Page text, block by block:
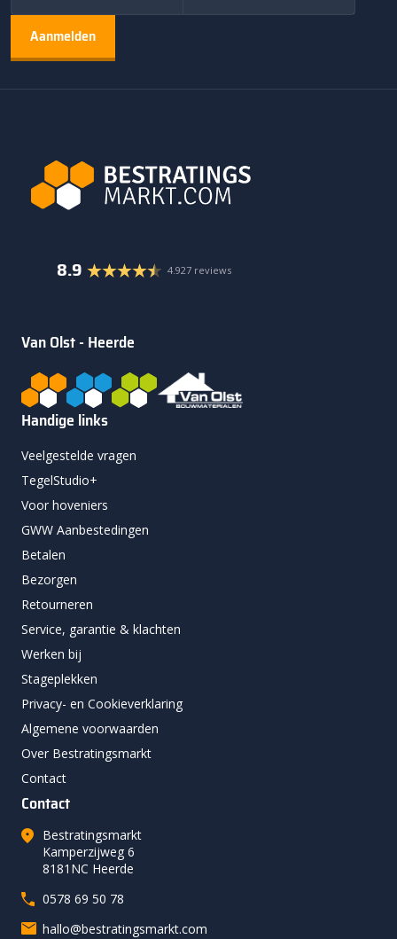
8.9 4.927 reviews
Van Olst - Heerde
Handige links
Veelgestelde vragen
TegelStudio+
Voor hoveniers
GWW Aanbestedingen
Betalen
Bezorgen
Retourneren
Service, garantie & klachten
Werken bij
Stageplekken
Privacy- en Cookieverklaring
Algemene voorwaarden
Over Bestratingsmarkt
Contact
Contact
Bestratingsmarkt
Kamperzijweg 6
8181NC Heerde
0578 69 50 78
hallo@bestratingsmarkt.com